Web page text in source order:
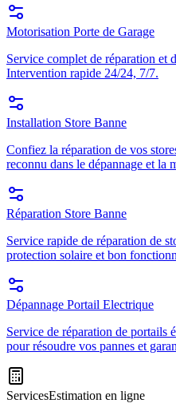
Motorisation Porte de Garage
Service complet de réparation et
Intervention rapide 24/24, 7/7.
Installation Store Banne
Confiez la réparation de vos
reconnu dans le dépannage et la
Réparation Store Banne
Service rapide de réparation de
protection solaire et bon
Dépannage Portail Electrique
Service de réparation de portails
pour résoudre vos pannes et
ServicesEstimation en ligne